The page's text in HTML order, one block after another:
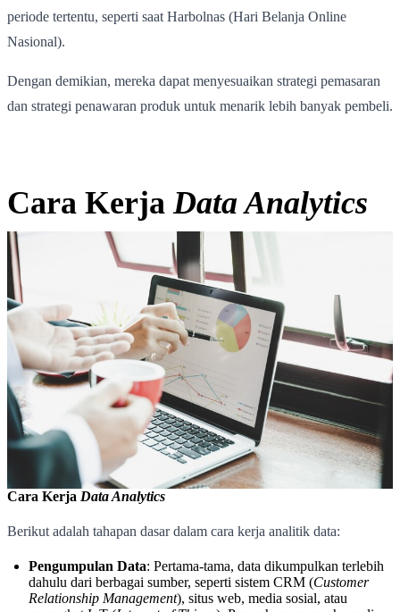
periode tertentu, seperti saat Harbolnas (Hari Belanja Online
Nasional).
Dengan demikian, mereka dapat menyesuaikan strategi pemasaran
dan strategi penawaran produk untuk menarik lebih banyak pembeli.
Cara Kerja Data Analytics
Cara Kerja Data Analytics
Berikut adalah tahapan dasar dalam cara kerja analitik data:
Pengumpulan Data: Pertama-tama, data dikumpulkan terlebih
dahulu dari berbagai sumber, seperti sistem CRM (Customer
Relationship Management), situs web, media sosial, atau